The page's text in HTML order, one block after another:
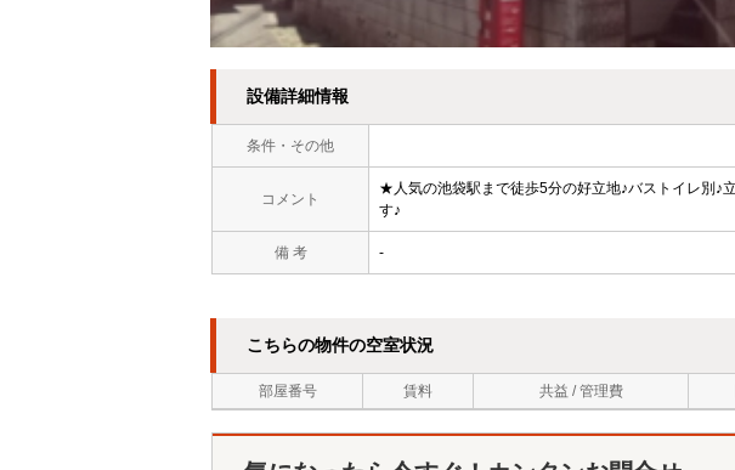
設備詳細情報
条件・その他
コメント
★人気の池袋駅まで徒歩5分の好立地♪バストイレ別♪
す♪
備 考 -
こちらの物件の空室状況
部屋番号 賃料 共益 / 管理費